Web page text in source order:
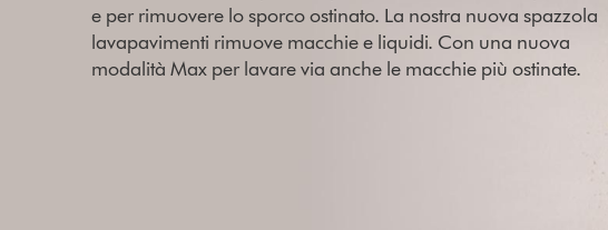
e per rimuovere lo sporco ostinato. La nostra nuova spazzola
lavapavimenti rimuove macchie e liquidi. Con una nuova
modalità Max per lavare via anche le macchie più ostinate.